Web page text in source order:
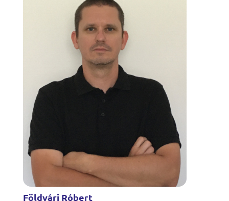
Földvári Róbert